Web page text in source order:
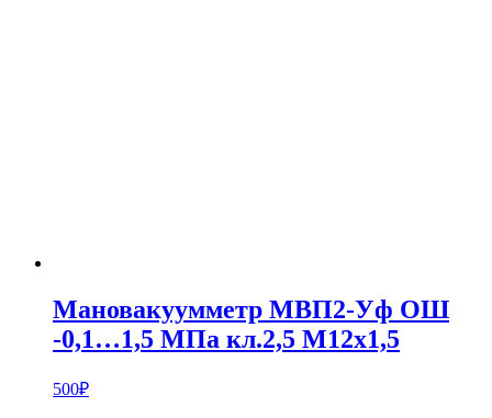
Мановакуумметр МВП2-Уф ОШ
-0,1…1,5 МПа кл.2,5 М12х1,5
500₽